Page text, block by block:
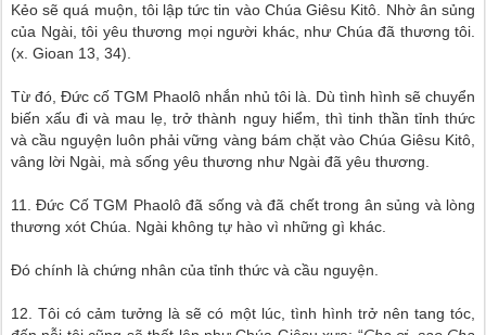
Kẻo sẽ quá muộn, tôi lập tức tin vào Chúa Giêsu Kitô. Nhờ ân sủng
của Ngài, tôi yêu thương mọi người khác, như Chúa đã thương tôi.
(x. Gioan 13, 34).
Từ đó, Đức cố TGM Phaolô nhắn nhủ tôi là. Dù tình hình sẽ chuyển
biến xấu đi và mau lẹ, trở thành nguy hiểm, thì tinh thần tỉnh thức
và cầu nguyện luôn phải vững vàng bám chặt vào Chúa Giêsu Kitô,
vâng lời Ngài, mà sống yêu thương như Ngài đã yêu thương.
11. Đức Cố TGM Phaolô đã sống và đã chết trong ân sủng và lòng
thương xót Chúa. Ngài không tự hào vì những gì khác.
Đó chính là chứng nhân của tỉnh thức và cầu nguyện.
12. Tôi có cảm tưởng là sẽ có một lúc, tình hình trở nên tang tóc,